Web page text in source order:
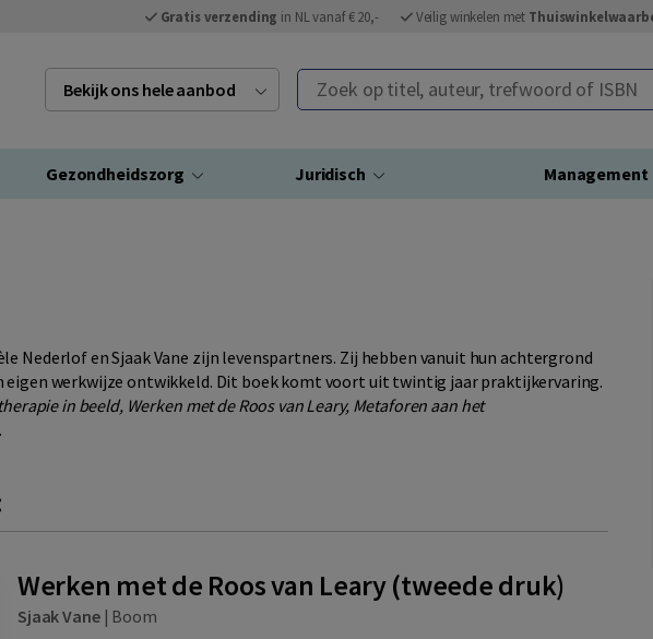
Gratis verzending in NL vanaf € 20,- Veilig winkelen met
Bekijk ons hele aanbod Zoek op titel, auteur, trefwoord of ISBN
Gezondheidszorg Juridisch Management
Nederlof en Sjaak Vane zijn levenspartners. Zij hebben vanuit hun achtergrond
werkwijze ontwikkeld. Dit boek komt voort uit twintig jaar praktijkervaring.
in beeld, Werken met de Roos van Leary, Metaforen aan het
Werken met de Roos van Leary (tweede druk)
Sjaak Vane| Boom